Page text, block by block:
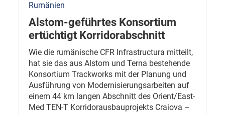
Rumänien
Alstom-geführtes Konsortium
ertüchtigt Korridorabschnitt
Wie die rumänische CFR Infrastructura mitteilt,
hat sie das aus Alstom und Terna bestehende
Konsortium Trackworks mit der Planung und
Ausführung von Modernisierungsarbeiten auf
einem 44 km langen Abschnitt des Orient/East-
Med TEN-T Korridorausbauprojekts Craiova –